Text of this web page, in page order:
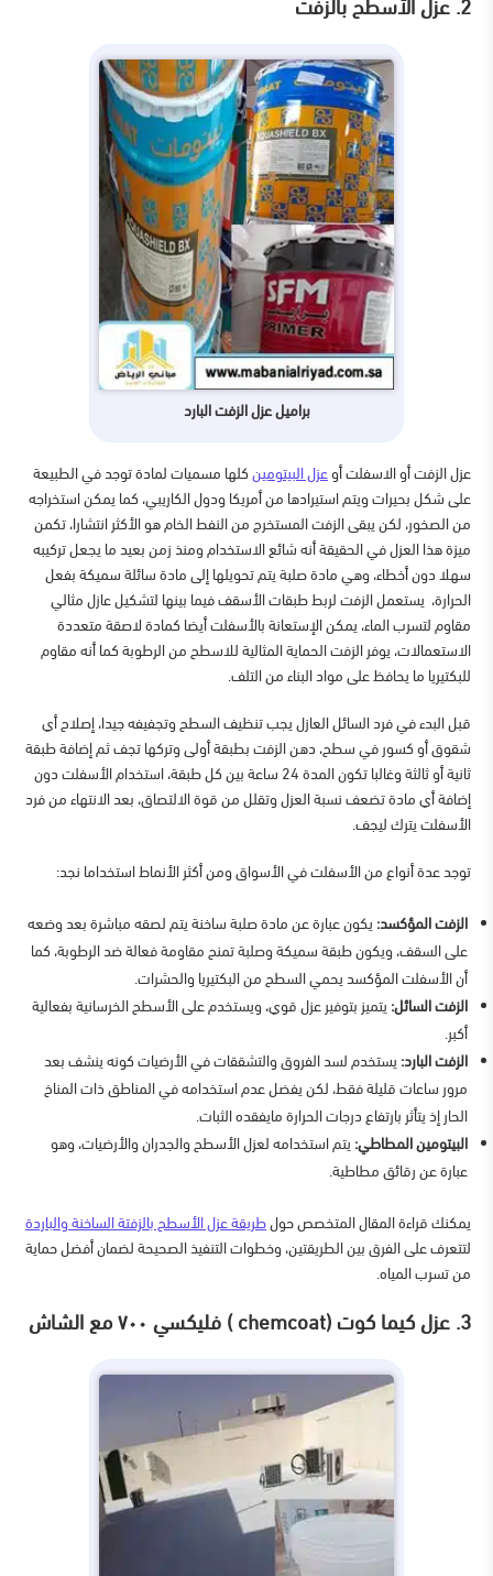
2. عزل الأسطح بالزفت
براميل عزل الزفت البارد
عزل الزفت أو الاسفلت أوعزل البيتومينكلها مسميات لمادة توجد في الطبيعة
على شكل بحيرات ويتم استيرادها من أمريكا ودول الكاريبي، كما يمكن استخراجه
من الصخور، لكن يبقى الزفت المستخرج من النفط الخام هو الأكثر انتشارا، تكمن
ميزة هذا العزل في الحقيقة أنه شائع الاستخدام ومنذ زمن بعيد ما يجعل تركيبه
سهلا دون أخطاء، وهي مادة صلبة يتم تحويلها إلى مادة سائلة سميكة بفعل
الحرارة، يستعمل الزفت لربط طبقات الأسقف فيما بينها لتشكيل عازل مثالي
مقاوم لتسرب الماء، يمكن الإستعانة بالأسفلت أيضا كمادة لاصقة متعددة
الاستعمالات، يوفر الزفت الحماية المثالية للاسطح من الرطوبة كما أنه مقاوم
للبكتيريا ما يحافظ على مواد البناء من التلف.
قبل البدء في فرد السائل العازل يجب تنظيف السطح وتجفيفه جيدا، إصلاح أي
شقوق أو كسور في سطح، دهن الزفت بطبقة أولى وتركها تجف ثم إضافة طبقة
ثانية أو ثالثة وغالبا تكون المدة 24 ساعة بين كل طبقة، استخدام الأسفلت دون
إضافة أي مادة تضعف نسبة العزل وتقلل من قوة الالتصاق، بعد الانتهاء من فرد
الأسفلت يترك ليجف.
توجد عدة أنواع من الأسفلت في الأسواق ومن أكثر الأنماط استخداما نجد:
الزفت المؤكسد: يكون عبارة عن مادة صلبة ساخنة يتم لصقه مباشرة بعد وضعه
على السقف، ويكون طبقة سميكة وصلبة تمنح مقاومة فعالة ضد الرطوبة، كما
أن الأسفلت المؤكسد يحمي السطح من البكتيريا والحشرات.
الزفت السائل: يتميز بتوفير عزل قوي، ويستخدم على الأسطح الخرسانية بفعالية
أكبر.
الزفت البارد: يستخدم لسد الفروق والتشققات في الأرضيات كونه ينشف بعد
مرور ساعات قليلة فقط، لكن يفضل عدم استخدامه في المناطق ذات المناخ
الحار إذ يتأثر بارتفاع درجات الحرارة مايفقده الثبات.
البيتومين المطاطي: يتم استخدامه لعزل الأسطح والجدران والأرضيات، وهو
عبارة عن رقائق مطاطية.
يمكنك قراءة المقال المتخصص حولطريقة عزل الأسطح بالزفتة الساخنة والباردة
لتتعرف على الفرق بين الطريقتين، وخطوات التنفيذ الصحيحة لضمان أفضل حماية
من تسرب المياه.
3. عزل كيما كوت (chemcoat ) فليكسي ٧٠٠ مع الشاش